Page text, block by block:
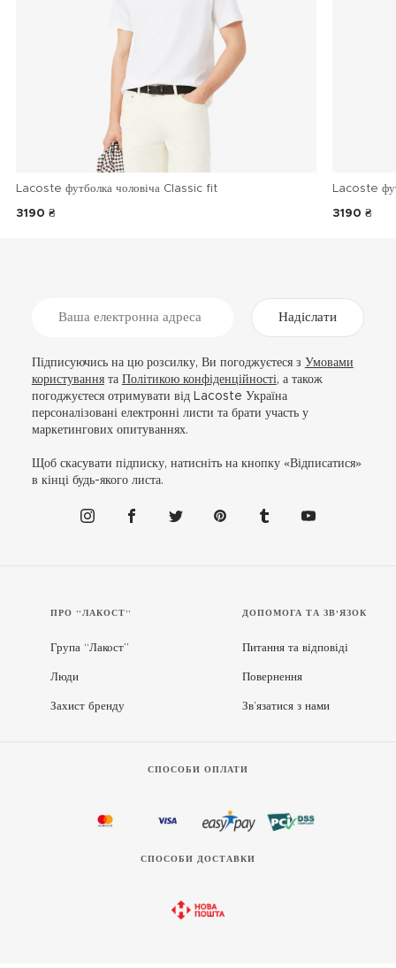
Lacoste футболка чоловіча Classic fit
3190 ₴
Lacoste
3190 ₴
Надіслати
Підписуючись на цю розсилку, Ви погоджуєтеся з Умовами
користуваннята Політикою конфіденційності, а також
погоджуєтеся отримувати від Lacoste Україна
персоналізовані електронні листи та брати участь у
маркетингових опитуваннях.
Щоб скасувати підписку, натисніть на кнопку «Відписатися»
в кінці будь-якого листа.
ПРО “ЛАКОСТ”
Група “Лакост”
Люди
Захист бренду
ДОПОМОГА ТА ЗВ'ЯЗОК
Питання та відповіді
Повернення
Зв’язатися з нами
СПОСОБИ ОПЛАТИ
СПОСОБИ ДОСТАВКИ